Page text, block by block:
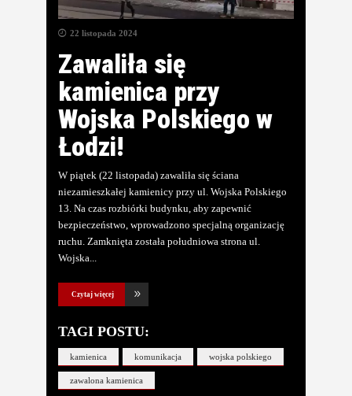
22 listopada 2024
Zawaliła się
kamienica przy
Wojska Polskiego w
Łodzi!
W piątek (22 listopada) zawaliła się ściana
niezamieszkałej kamienicy przy ul. Wojska Polskiego
13. Na czas rozbiórki budynku, aby zapewnić
bezpieczeństwo, wprowadzono specjalną organizację
ruchu. Zamknięta została południowa strona ul.
Wojska
Czytaj więcej
TAGI POSTU:
kamienica komunikacja wojska polskiego
zawalona kamienica